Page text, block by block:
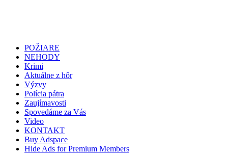
POŽIARE
NEHODY
Krimi
Aktuálne z hôr
Výzvy
Polícia pátra
Zaujímavosti
Spovedáme za Vás
Video
KONTAKT
Buy Adspace
Hide Ads for Premium Members